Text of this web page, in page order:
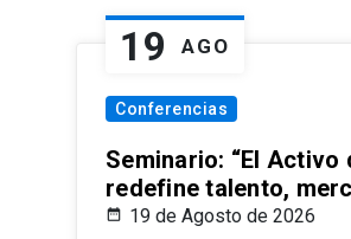
19 AGO
Conferencias
Seminario: “El
redefine talento,
19 de Agosto de 2026